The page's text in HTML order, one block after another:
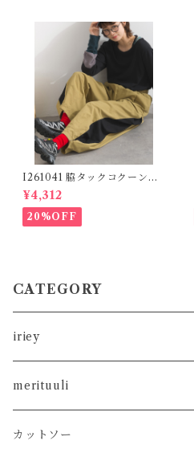
I261041 脇タックコクーンツ
イルパンツ / Side-Tuck Coc
oon Twill Pants (残りわずか)
¥4,312
20%OFF
CATEGORY
iriey
カットソー
タンクトップ
シャツ
merituuli
カットソー
カットソー